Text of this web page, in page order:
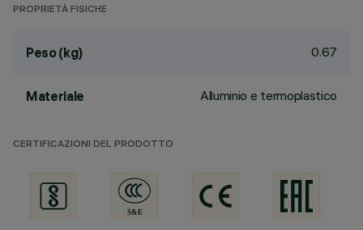
PROPRIETÀ FISICHE
Peso (kg) 0.67
Materiale Alluminio e termoplastico
CERTIFICAZIONI DEL PRODOTTO